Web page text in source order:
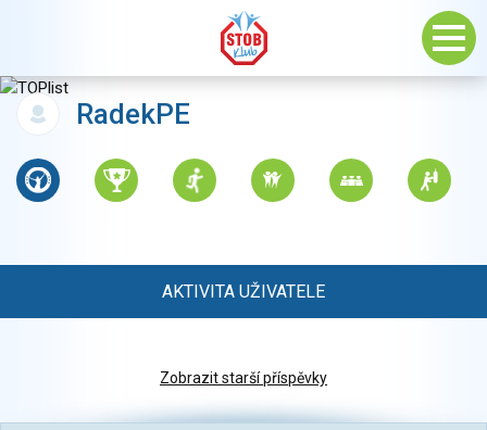
RadekPE
AKTIVITA UŽIVATELE
Zobrazit starší příspěvky